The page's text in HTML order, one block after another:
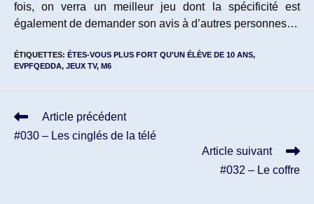
fois, on verra un meilleur jeu dont la spécificité est
également de demander son avis à d’autres personnes…
ÉTIQUETTES: ÉTES-VOUS PLUS FORT QU'UN ÉLÈVE DE 10 ANS,
EVPFQEDDA, JEUX TV, M6
Read
more
articles
Article précédent
#030 – Les cinglés de la télé
Article suivant
#032 – Le coffre